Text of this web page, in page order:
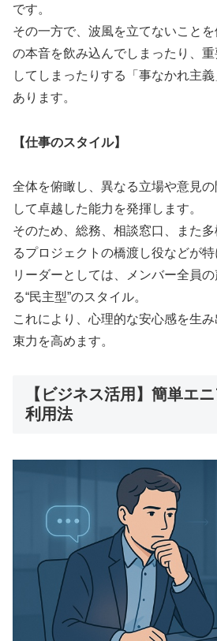
です。
その一方で、波風を立てないこと
の本音を飲み込んでしまったり、
してしまったりする「事なかれ主
あります。
【仕事のスタイル】
全体を俯瞰し、異なる立場や意見
して卓越した能力を発揮します。
そのため、総務、相談窓口、また
るプロジェクトの橋渡し役などが特
リーダーとしては、メンバー全員
る“民主型”のスタイル。
これにより、心理的な安心感を生
束力を高めます。
【ビジネス活用】簡単エ
利用法